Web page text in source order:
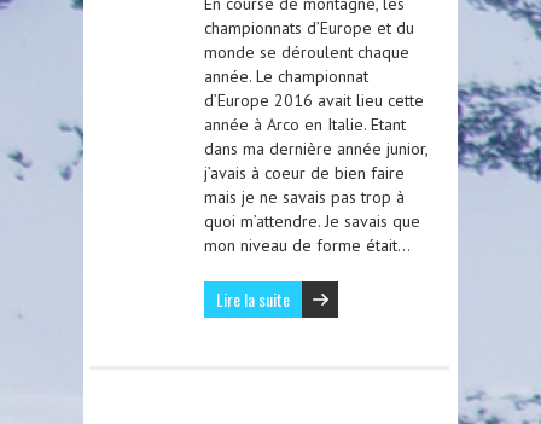
championnats d’Europe et du
monde se déroulent chaque
année. Le championnat
d’Europe 2016 avait lieu cette
année à Arco en Italie. Etant
dans ma dernière année junior,
j’avais à coeur de bien faire
mais je ne savais pas trop à
quoi m’attendre. Je savais que
mon niveau de forme était…
Lire la suite